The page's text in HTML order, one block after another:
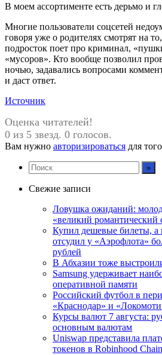
В моем ассортименте есть дерьмо и
Многие пользователи соцсетей
говоря уже о родителях смотрят на
подросток поет про криминал,
«мусоров». Кто вообще позволил
ночью, задавались вопросами
и даст ответ.
Источник
Оценка читателей!
0 из 5 звезд. 0 голосов.
Вам нужно авторизироваться для
Свежие записи
Ловушка ожиданий:
«великий романтический
Купил дешевые билеты, а
отсудил у «Аэрофлота»
рублей
В Абхазии тоже
Samsung удерживает
оперативной памяти
Российский футбол в
«Краснодар» и
Курсы валют 7 августа:
основным валютам
Uniswap представила
токенов в Robinhood Chain